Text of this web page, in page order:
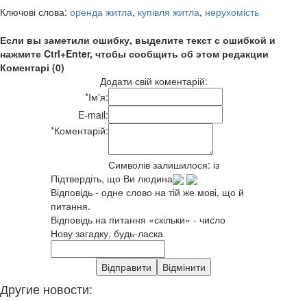
Ключові слова: оренда житла, купівля житла, нерухомість
Если вы заметили ошибку, выделите текст с ошибкой и
нажмите Ctrl+Enter, чтобы сообщить об этом редакции
Коментарі (0)
Додати свій коментарій:
*Ім'я:
E-mail:
*Коментарій:
Символів залишилося: із
Підтвердіть, що Ви людина
Відповідь - одне слово на тій же мові, що й
питання.
Відповідь на питання «скільки» - число
Нову загадку, будь-ласка
Другие новости: